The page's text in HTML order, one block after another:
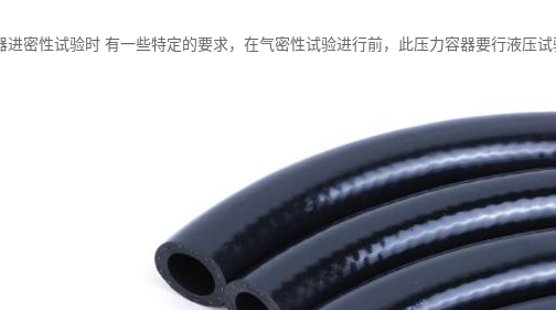
进密性试验时 有一些特定的要求，在气密性试验进行前，此压力容器要行液压